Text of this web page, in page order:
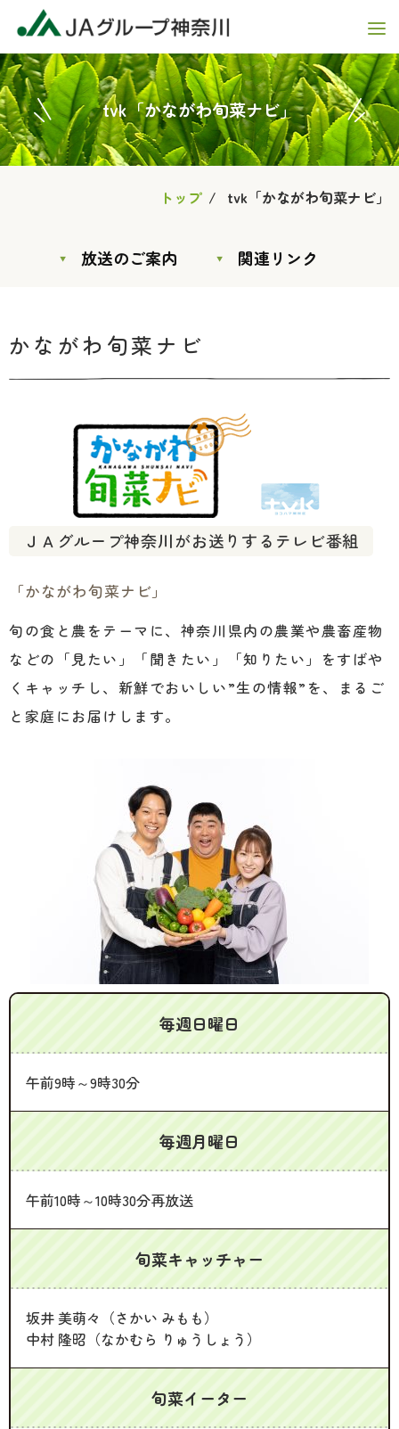
tvk「かながわ旬菜ナビ」
トップ tvk「かながわ旬菜ナビ」
放送のご案内 関連リンク
かながわ旬菜ナビ
ＪＡグループ神奈川がお送りするテレビ番組
「かながわ旬菜ナビ」
旬の食と農をテーマに、神奈川県内の農業や農畜産物
などの「見たい」「聞きたい」「知りたい」をすばや
くキャッチし、新鮮でおいしい”生の情報”を、まるご
と家庭にお届けします。
毎週日曜日
午前9時～9時30分
毎週月曜日
午前10時～10時30分再放送
旬菜キャッチャー
坂井 美萌々（さかい みもも）
中村 隆昭（なかむら りゅうしょう）
旬菜イーター